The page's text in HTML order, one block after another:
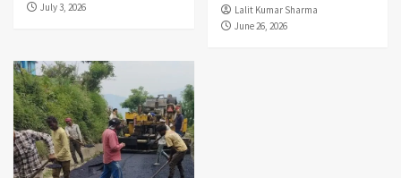
July 3, 2026
Lalit Kumar Sharma
June 26, 2026